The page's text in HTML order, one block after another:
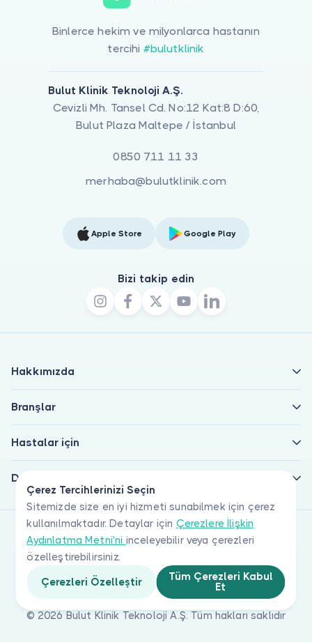
Çerez Tercihlerinizi Seçin
Sitemizde size en iyi hizmeti sunabilmek için çerez
kullanılmaktadır. Detaylar için Çerezlere İlişkin
Aydınlatma Metni'ni inceleyebilir veya çerezleri
özelleştirebilirsiniz.
Çerezleri Özelleştir
Tüm Çerezleri Kabul
Et
Binlerce hekim ve milyonlarca hastanın
tercihi #bulutklinik
Bulut Klinik Teknoloji A.Ş.
Cevizli Mh. Tansel Cd. No:12 Kat:8 D:60,
Bulut Plaza Maltepe / İstanbul
0850 711 11 33
merhaba@bulutklinik.com
Apple Store Google Play
Bizi takip edin
Hakkımızda
Branşlar
Hastalar için
Doktorlar için
© 2026 Bulut Klinik Teknoloji A.Ş. Tüm hakları saklıdır